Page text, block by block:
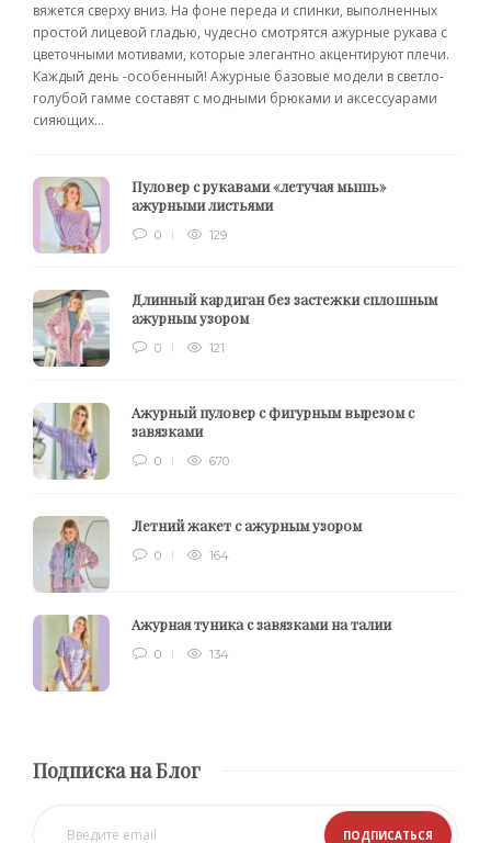
вяжется сверху вниз. На фоне переда и спинки, выполненных
простой лицевой гладью, чудесно смотрятся ажурные рукава с
цветочными мотивами, которые элегантно акцентируют плечи.
Каждый день -особенный! Ажурные базовые модели в светло-
голубой гамме составят с модными брюками и аксессуарами
сияющих...
Пуловер с рукавами «летучая мышь»
ажурными листьями
0 129
Длинный кардиган без застежки сплошным
ажурным узором
0 121
Ажурный пуловер с фигурным вырезом с
завязками
0 670
Летний жакет с ажурным узором
0 164
Ажурная туника с завязками на талии
0 134
Подписка на Блог